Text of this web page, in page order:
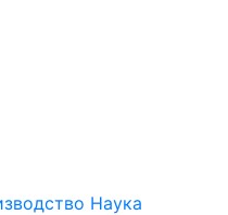
Наука